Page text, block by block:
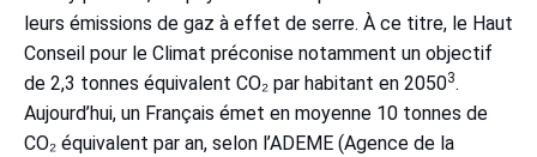
leurs émissions de gaz à effet de serre. À ce titre, le Haut
Conseil pour le Climat préconise notamment un objectif
de 2,3 tonnes équivalent CO₂ par habitant en 20503.
Aujourd’hui, un Français émet en moyenne 10 tonnes de
CO₂ équivalent par an, selon l’ADEME (Agence de la